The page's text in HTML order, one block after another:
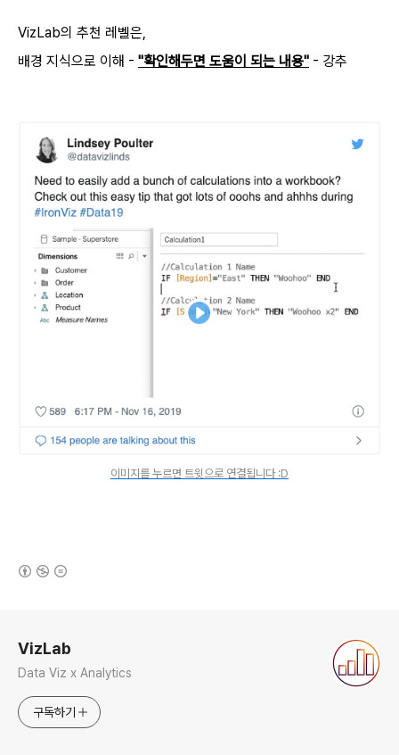
VizLab의 추천 레벨은,
배경 지식으로 이해 - "확인해두면 도움이 되는 내용" - 강추
이미지를 누르면 트윗으로 연결됩니다 :D
VizLab
Data Viz x Analytics
구독하기